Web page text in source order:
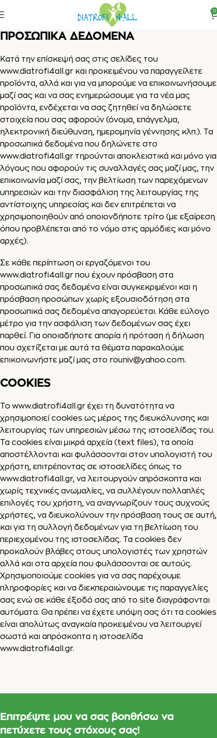
0
ΠΡΟΣΩΠΙΚΑ ΔΕΔΟΜΕΝΑ
Κατά την επίσκεψή σας στις σελίδες του
www.diatrofi4all.gr και προκειμένου να παραγγείλετε
προϊόντα, αλλά και για να μπορούμε να επικοινωνήσουμε
μαζί σας και να σας ενημερώσουμε για τα νέα μας
προϊόντα, ενδέχεται να σας ζητηθεί να δηλώσετε
στοιχεία που σας αφορούν (όνομα, επάγγελμα,
ηλεκτρονική διεύθυνση, ημερομηνία γέννησης κλπ.). Τα
προσωπικά δεδομένα που δηλώνετε στο
www.diatrofi4all.gr τηρούνται αποκλειστικά και μόνο για
λόγους που αφορούν τις συναλλαγές σας μαζί μας, την
επικοινωνία μαζί σας, την βελτίωση των παρεχόμενων
υπηρεσιών και την διασφάλιση της λειτουργίας της
αντίστοιχης υπηρεσίας και δεν επιτρέπεται να
χρησιμοποιηθούν από οποιονδήποτε τρίτο (με εξαίρεση
όπου προβλέπεται από το νόμο στις αρμόδιες και μόνο
αρχές).
Σε κάθε περίπτωση οι εργαζόμενοι του
www.diatrofi4all.gr που έχουν πρόσβαση στα
προσωπικά σας δεδομένα είναι συγκεκριμένοι και η
πρόσβαση προσώπων χωρίς εξουσιοδότηση στα
προσωπικά σας δεδομένα απαγορεύεται. Κάθε εύλογο
μέτρο για την ασφάλιση των δεδομένων σας έχει
παρθεί. Για οποιαδήποτε απορία ή πρόταση ή δήλωση
που σχετίζεται με αυτά τα θέματα παρακαλούμε
επικοινωνήστε μαζί μας στο rouniv@yahoo.com.
COOKIES
Το www.diatrofi4all.gr έχει τη δυνατότητα να
χρησιμοποιεί cookies ως μέρος της διευκόλυνσης και
λειτουργίας των υπηρεσιών μέσω της ιστοσελίδας του.
Τα cookies είναι μικρά αρχεία (text files), τα οποία
αποστέλλονται και φυλάσσονται στον υπολογιστή του
χρήστη, επιτρέποντας σε ιστοσελίδες όπως το
www.diatrofi4all.gr, να λειτουργούν απρόσκοπτα και
χωρίς τεχνικές ανωμαλίες, να συλλέγουν πολλαπλές
επιλογές του χρήστη, να αναγνωρίζουν τους συχνούς
χρήστες, να διευκολύνουν την πρόσβαση τους σε αυτή,
και για τη συλλογή δεδομένων για τη βελτίωση του
περιεχομένου της ιστοσελίδας. Τα cookies δεν
προκαλούν βλάβες στους υπολογιστές των χρηστών
αλλά και στα αρχεία που φυλάσσονται σε αυτούς.
Χρησιμοποιούμε cookies για να σας παρέχουμε
πληροφορίες και να διεκπεραιώνουμε τις παραγγελίες
σας ενώ σε κάθε έξοδό σας από το site διαγράφονται
αυτόματα. Θα πρέπει να έχετε υπόψη σας ότι τα cookies
είναι απολύτως αναγκαία προκειμένου να λειτουργεί
σωστά και απρόσκοπτα η ιστοσελίδα
www.diatrofi4all.gr.
Επιτρέψτε μου να σας βοηθήσω να
πετύχετε τους στόχους σας!